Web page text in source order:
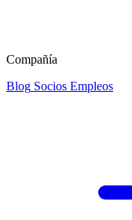
Compañía
Blog Socios Empleos